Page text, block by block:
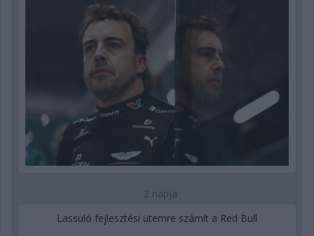
2 napja
Lassuló fejlesztési ütemre számít a Red Bull